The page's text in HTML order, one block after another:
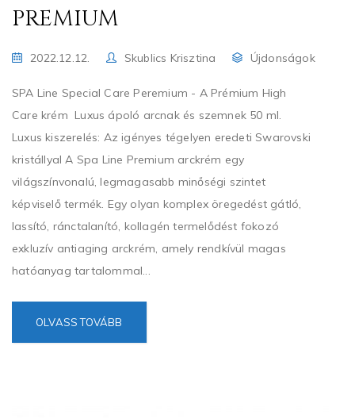
PREMIUM
2022.12.12. Skublics Krisztina Újdonságok
SPA Line Special Care Peremium - A Prémium High
Care krém Luxus ápoló arcnak és szemnek 50 ml.
Luxus kiszerelés: Az igényes tégelyen eredeti Swarovski
kristállyal A Spa Line Premium arckrém egy
világszínvonalú, legmagasabb minőségi szintet
képviselő termék. Egy olyan komplex öregedést gátló,
lassító, ránctalanító, kollagén termelődést fokozó
exkluzív antiaging arckrém, amely rendkívül magas
hatóanyag tartalommal...
OLVASS TOVÁBB